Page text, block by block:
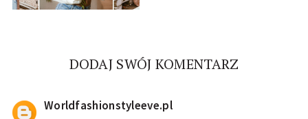
DODAJ SWÓJ KOMENTARZ
Worldfashionstyleeve.pl